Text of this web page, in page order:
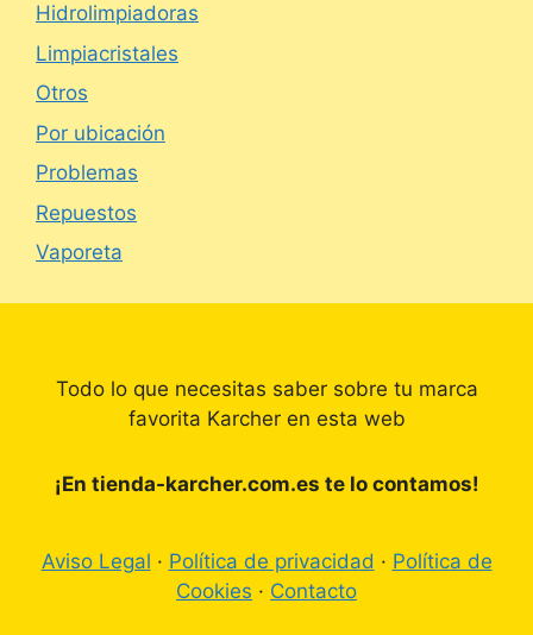
Hidrolimpiadoras
Limpiacristales
Otros
Por ubicación
Problemas
Repuestos
Vaporeta
Todo lo que necesitas saber sobre tu marca
favorita Karcher en esta web
¡En tienda-karcher.com.es te lo contamos!
Aviso Legal · Política de privacidad · Política de
Cookies · Contacto